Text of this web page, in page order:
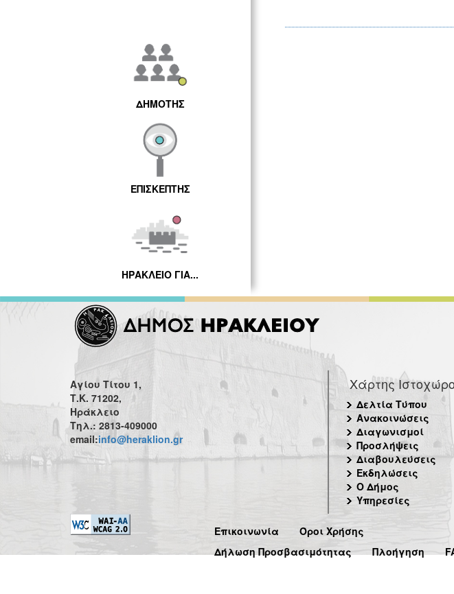
ΔΗΜΟΤΗΣ
ΕΠΙΣΚΕΠΤΗΣ
ΗΡΑΚΛΕΙΟ ΓΙΑ...
Αγίου Τίτου 1,
Τ.Κ. 71202,
Ηράκλειο
Τηλ.: 2813-409000
email:info@heraklion.gr
Χάρτης
Δελτία Τύπου
Ανακοινώσεις
Διαγωνισμοί
Προσλήψεις
Διαβουλεύσεις
Εκδηλώσεις
Ο Δήμος
Υπηρεσίες
Επικοινωνία
Όροι Χρήσης
Δήλωση Προσβασιμότητας
Πλοήγηση